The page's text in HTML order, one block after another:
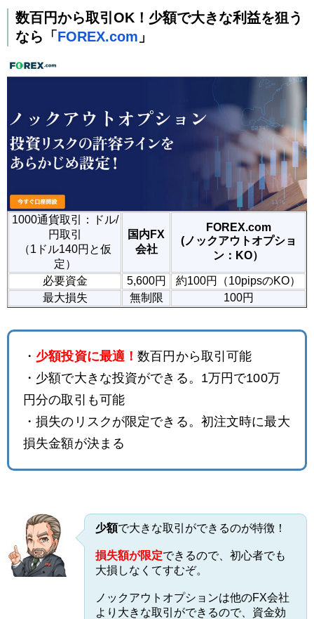
数百円から取引OK！少額で大きな利益を狙う
なら「 FOREX.com 」
1000通貨取引：ドル/
円取引
（1ドル140円と仮
定）
国内FX
会社
FOREX.com
(ノックアウトオプショ
ン：KO）
必要資金 5,600円
約100円（10pipsのKO）
最大損失
無制限 100円
・ 少額投資に最適！数百円から取引可能
・少額で大きな投資ができる。1万円で100万
円分の取引も可能
・損失のリスクが限定できる。初注文時に最大
損失金額が決まる
少額で大きな取引ができるのが特徴！
損失額が限定できるので、初心者でも
大損しなくてすむぞ。
ノックアウトオプションは他のFX会社
より大きな取引ができるので、資金効